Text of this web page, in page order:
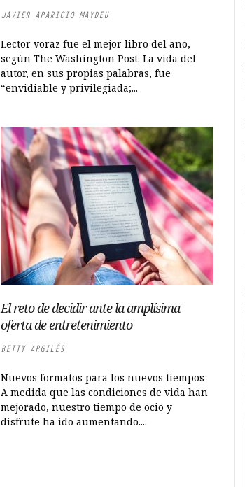
JAVIER APARICIO MAYDEU
Lector voraz fue el mejor libro del año,
según The Washington Post. La vida del
autor, en sus propias palabras, fue
“envidiable y privilegiada;...
El reto de decidir ante la amplísima
oferta de entretenimiento
BETTY ARGILÉS
Nuevos formatos para los nuevos tiempos
A medida que las condiciones de vida han
mejorado, nuestro tiempo de ocio y
disfrute ha ido aumentando....